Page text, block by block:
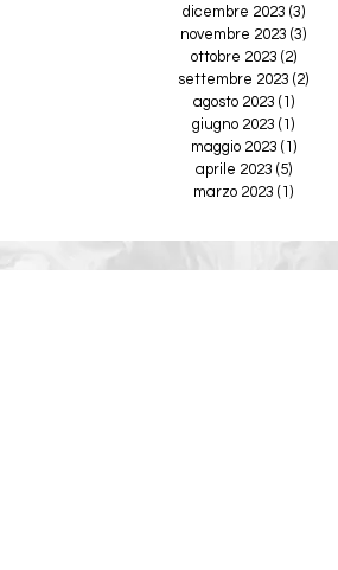
dicembre 2023 (3)3 post
novembre 2023 (3)
ottobre 2023 (2)2 post
settembre 2023 (2)
agosto 2023 (1)1 post
giugno 2023 (1)
maggio 2023 (1)1 post
aprile 2023 (5)5 post
marzo 2023 (1)